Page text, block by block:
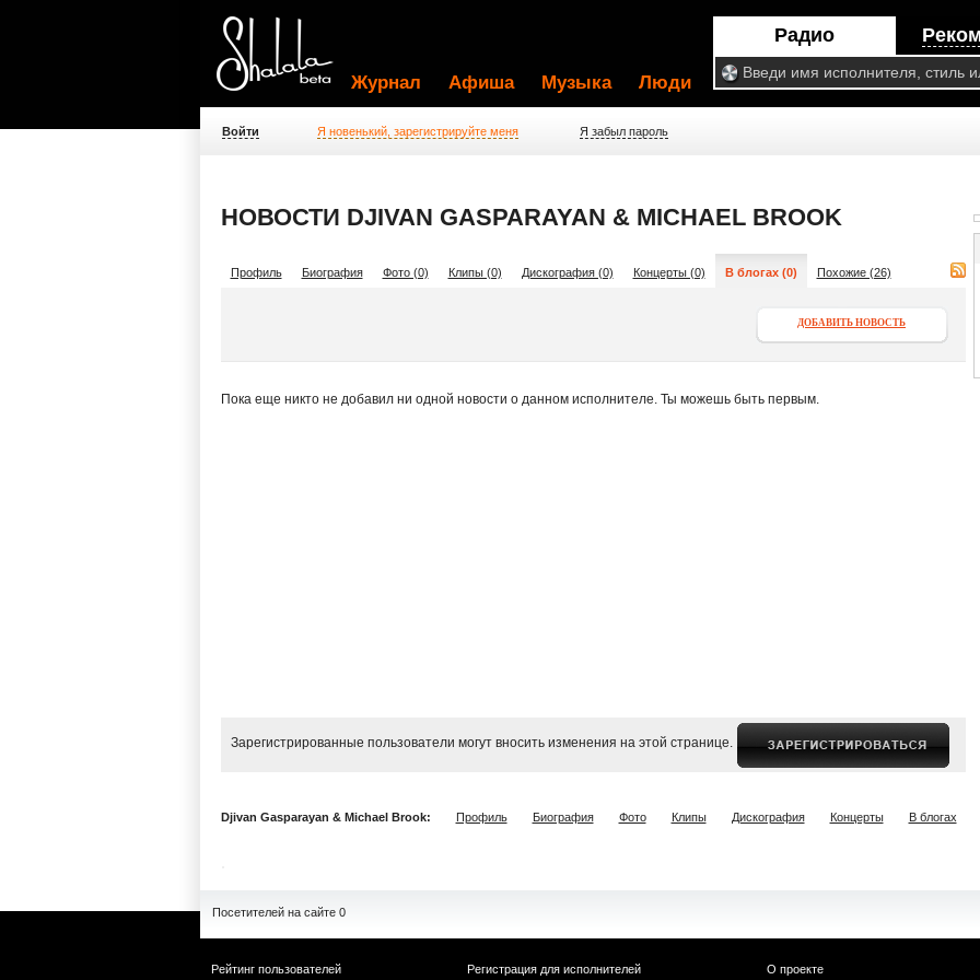
Радио
Журнал Афиша Музыка Люди
Войти Я новенький, зарегистрируйте меня Я забыл пароль
НОВОСТИ DJIVAN GASPARAYAN & MICHAEL BROOK
Профиль Биография Фото (0) Клипы (0) Дискография (0) Концерты (0) В блогах (0) Похожие (26)
ДОБАВИТЬ НОВОСТЬ
Пока еще никто не добавил ни одной новости о данном исполнителе. Ты можешь быть первым.
Зарегистрированные пользователи могут вносить изменения на этой странице.
Djivan Gasparayan & Michael Brook: Профиль Биография Фото Клипы Дискография Концерты В блогах
Посетителей на сайте 0
Рейтинг пользователей
Регистрация для исполнителей
О проекте